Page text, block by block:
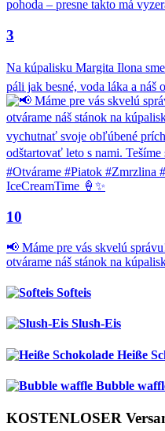
3
Na kúpalisku Margita Ilona
páli jak besné, voda láka a náš
10
📢 Máme pre vás skvelú
otvárame náš stánok na
Softeis
Slush-Eis
Heiße
Bubble
KOSTENLOSER